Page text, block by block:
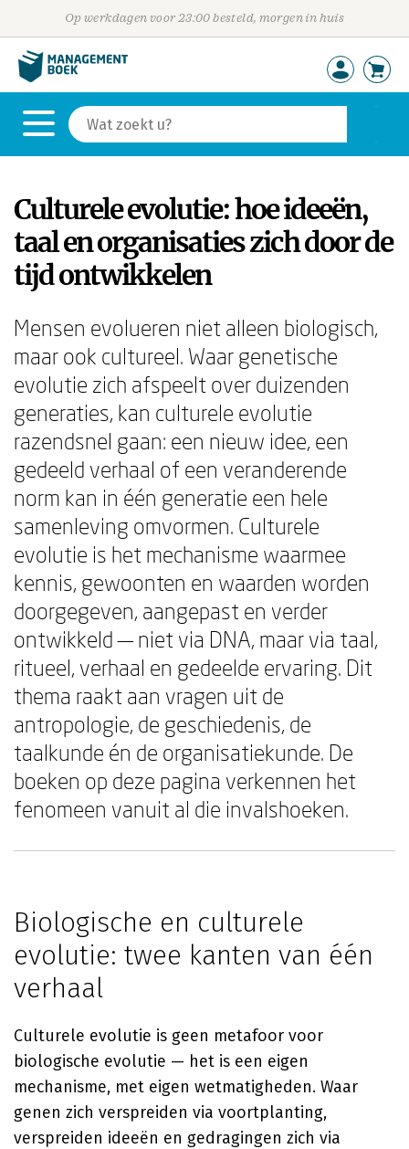
Op werkdagen voor 23:00 besteld, morgen in huis
Culturele evolutie: hoe ideeën,
taal en organisaties zich door de
tijd ontwikkelen
Mensen evolueren niet alleen biologisch,
maar ook cultureel. Waar genetische
evolutie zich afspeelt over duizenden
generaties, kan culturele evolutie
razendsnel gaan: een nieuw idee, een
gedeeld verhaal of een veranderende
norm kan in één generatie een hele
samenleving omvormen. Culturele
evolutie is het mechanisme waarmee
kennis, gewoonten en waarden worden
doorgegeven, aangepast en verder
ontwikkeld — niet via DNA, maar via taal,
ritueel, verhaal en gedeelde ervaring. Dit
thema raakt aan vragen uit de
antropologie, de geschiedenis, de
taalkunde én de organisatiekunde. De
boeken op deze pagina verkennen het
fenomeen vanuit al die invalshoeken.
Biologische en culturele
evolutie: twee kanten van één
verhaal
Culturele evolutie is geen metafoor voor
biologische evolutie — het is een eigen
mechanisme, met eigen wetmatigheden. Waar
genen zich verspreiden via voortplanting,
verspreiden ideeën en gedragingen zich via